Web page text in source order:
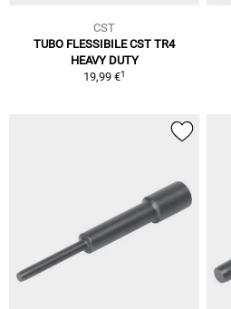
CST
TUBO FLESSIBILE CST TR4
HEAVY DUTY
19,99 €1